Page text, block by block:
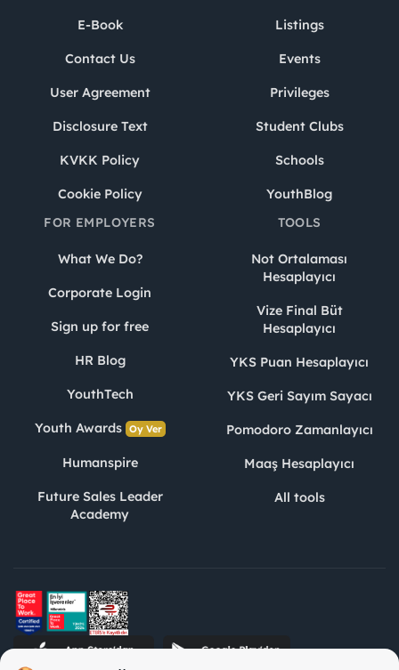
E-Book
Contact Us
User Agreement
Disclosure Text
KVKK Policy
Cookie Policy
Listings
Events
Privileges
Student Clubs
Schools
YouthBlog
FOR EMPLOYERS
What We Do?
Corporate Login
Sign up for free
HR Blog
YouthTech
Youth Awards Oy Ver
Humanspire
Future Sales Leader
Academy
TOOLS
Not Ortalaması
Hesaplayıcı
Vize Final Büt
Hesaplayıcı
YKS Puan Hesaplayıcı
YKS Geri Sayım Sayacı
Pomodoro Zamanlayıcı
Maaş Hesaplayıcı
All tools